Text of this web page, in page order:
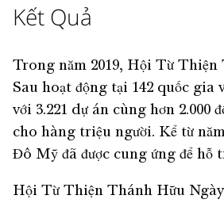
Kết Quả
Trong năm 2019, Hội Từ
Sau hoạt động tại 142 quốc gia
với 3.221 dự án cùng hơn 2.000
cho hàng triệu người. Kể từ
Đô Mỹ đã được cung ứng để hỗ
Hội Từ Thiện Thánh Hữu Ngày